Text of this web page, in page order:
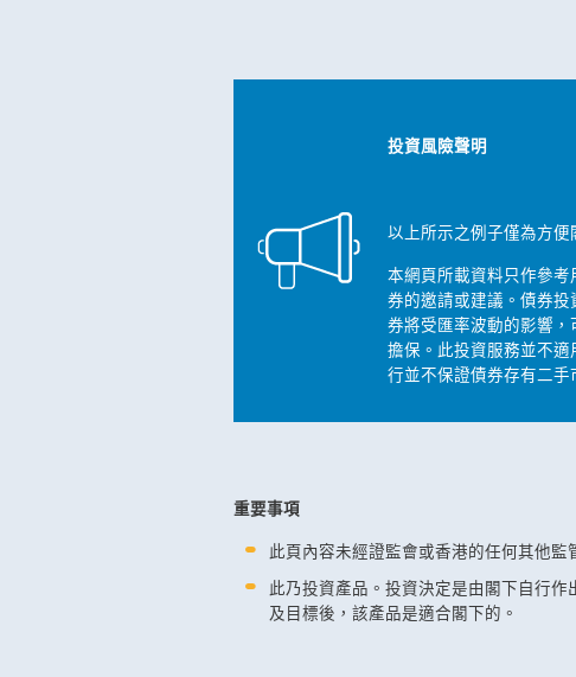
投資風險聲明
以上所示之例子僅為方便
本網頁所載資料只作參
券的邀請或建議。債券
券將受匯率波動的影響
擔保。此投資服務並不
行並不保證債券存有二手
重要事項
此頁內容未經證監會或香港的任何其他監
此乃投資產品。投資決定是由閣下自行
及目標後，該產品是適合閣下的。